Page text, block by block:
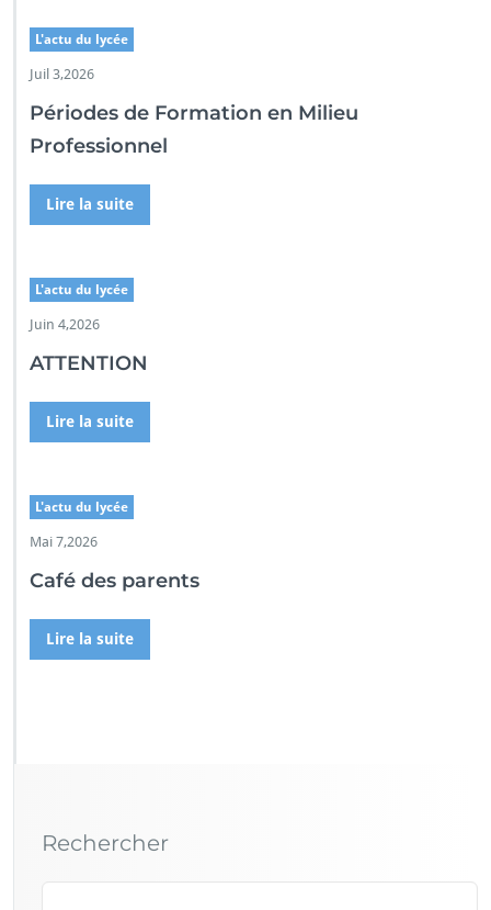
L'actu du lycée
Juil 3,2026
Périodes de Formation en Milieu
Professionnel
Lire la suite
L'actu du lycée
Juin 4,2026
ATTENTION
Lire la suite
L'actu du lycée
Mai 7,2026
Café des parents
Lire la suite
Rechercher